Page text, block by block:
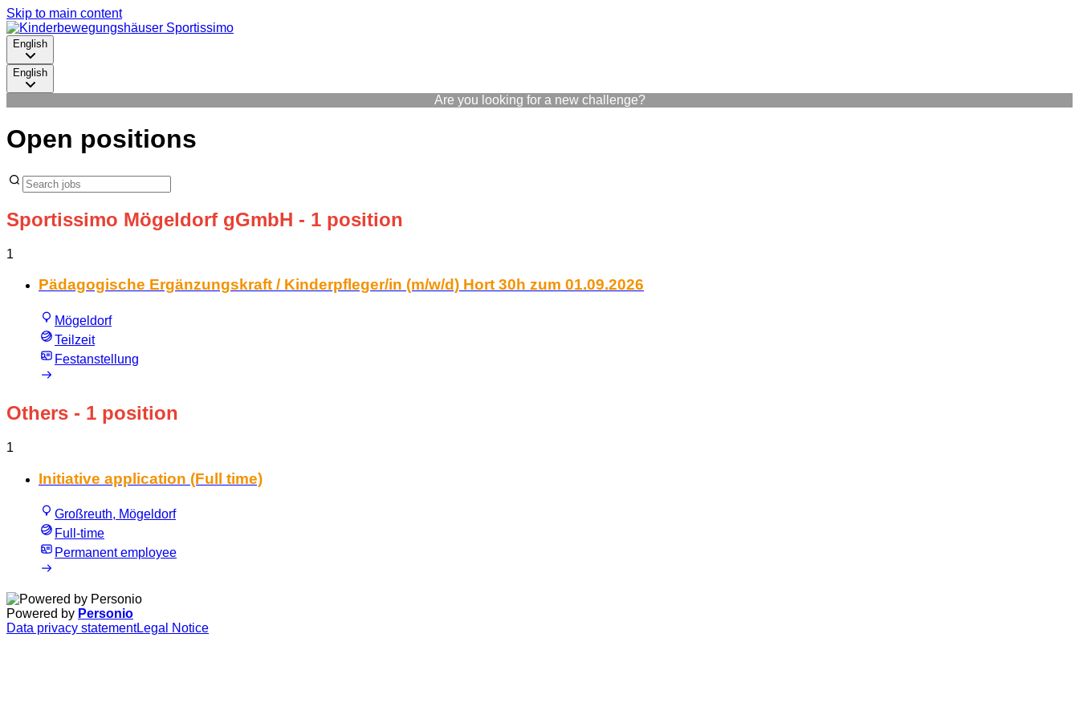
Skip to main content
English
English
Are you looking for a new challenge?
Open positions
Sportissimo Mögeldorf gGmbH - 1 position
1
Pädagogische Ergänzungskraft / Kinderpfleger/in (m/w/d) Hort 30h zum 01.09.2026
Mögeldorf
Teilzeit
Festanstellung
Others - 1 position
1
Initiative application (Full time)
Großreuth, Mögeldorf
Full-time
Permanent employee
Powered by Personio
Data privacy statementLegal Notice